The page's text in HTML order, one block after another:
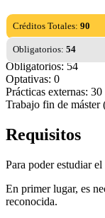
Créditos Totales: 90
Obligatorios: 54
Obligatorios: 54
Optativas: 0
Prácticas externas: 30
Trabajo fin de
Requisitos
Para poder estudiar el
En primer lugar, es
reconocida.